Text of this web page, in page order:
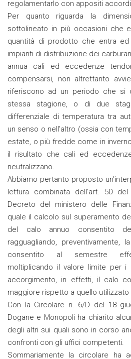
regolamentarlo con appositi
Per quanto riguarda la
sottolineato in più occasioni che
quantità di prodotto che entra
impianti di distribuzione dei
annua cali ed eccedenze
compensarsi, non altrettanto
riferiscono ad un periodo che si
stessa stagione, o di due
differenziale di temperatura tra
un senso o nell’altro (ossia con
estate, o più fredde come in
il risultato che cali ed
neutralizzano.
Abbiamo pertanto proposto
lettura combinata dell’art. 50
Decreto del ministero delle
quale il calcolo sul superamento
del calo annuo consentito
ragguagliando, preventivamente,
consentito al semestre
moltiplicando il valore limite per i
accorgimento, in effetti, il calo
maggiore rispetto a quello
Con la Circolare n. 6/D del 18
Dogane e Monopoli ha chiarito
degli altri sui quali sono in corso
confronti con gli uffici competenti.
Sommariamente la circolare ha